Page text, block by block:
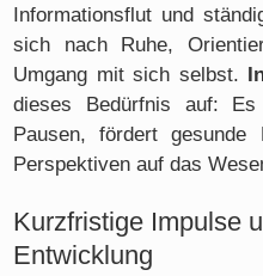
Informationsflut und
sich nach Ruhe,
Umgang mit sich selbst.
dieses Bedürfnis auf:
Pausen, fördert
Perspektiven auf das
Kurzfristige Impulse
Entwicklung